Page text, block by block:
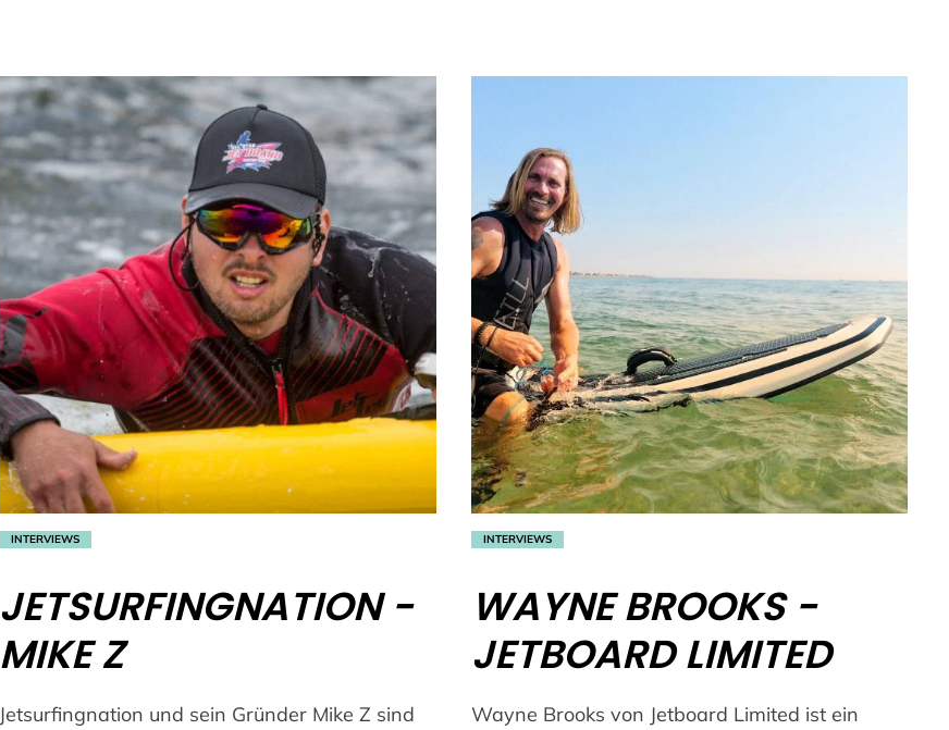
INTERVIEWS
JETSURFINGNATION -
MIKE Z
Jetsurfingnation und sein Gründer Mike Z sind
INTERVIEWS
WAYNE BROOKS -
JETBOARD LIMITED
Wayne Brooks von Jetboard Limited ist ein